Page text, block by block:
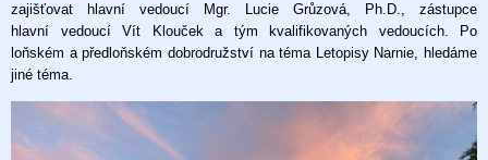
zajišťovat hlavní vedoucí Mgr. Lucie Grůzová, Ph.D., zástupce
hlavní vedoucí Vít Klouček a tým kvalifikovaných vedoucích. Po
loňském a předloňském dobrodružství na téma Letopisy Narnie, hledáme
jiné téma.